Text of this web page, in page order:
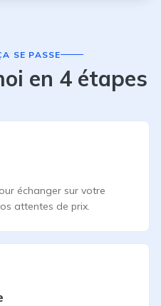
SE PASSE
en 4 étapes
échanger sur votre
attentes de prix.